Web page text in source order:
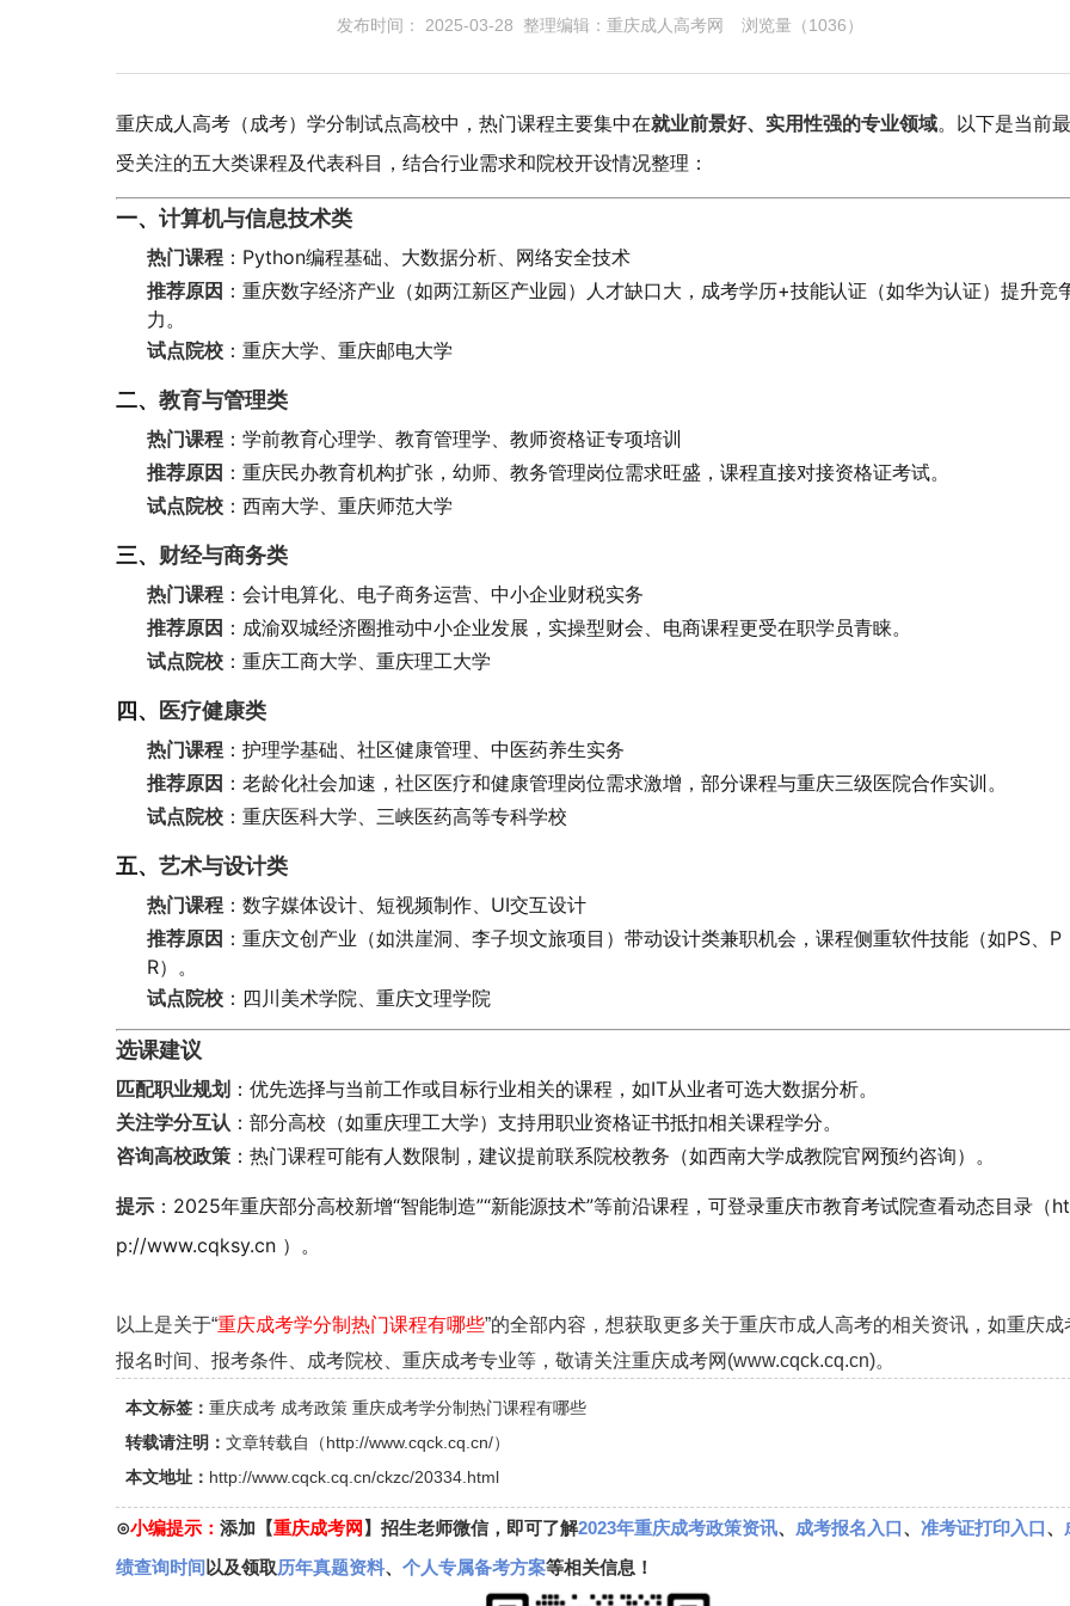
发布时间： 2025-03-28 整理编辑： 重庆成人高考网 浏览量（1036）
重庆成人高考（成考）学分制试点高校中，热门课程主要集中在就业前景好、实用性强的专业领域。以下是当前最
受关注的五大类课程及代表科目，结合行业需求和院校开设情况整理：
一、 计算机与信息技术类
热门课程 ：Python编程基础、大数据分析、网络安全技术
推荐原因 ：重庆数字经济产业（如两江新区产业园）人才缺口大，成考学历+技能认证（如华为认证）提升竞
力。
试点院校 ：重庆大学、重庆邮电大学
二、 教育与管理类
热门课程 ：学前教育心理学、教育管理学、教师资格证专项培训
推荐原因 ：重庆民办教育机构扩张，幼师、教务管理岗位需求旺盛，课程直接对接资格证考试。
试点院校 ：西南大学、重庆师范大学
三、 财经与商务类
热门课程 ：会计电算化、电子商务运营、中小企业财税实务
推荐原因 ：成渝双城经济圈推动中小企业发展，实操型财会、电商课程更受在职学员青睐。
试点院校 ：重庆工商大学、重庆理工大学
四、 医疗健康类
热门课程 ：护理学基础、社区健康管理、中医药养生实务
推荐原因 ：老龄化社会加速，社区医疗和健康管理岗位需求激增，部分课程与重庆三级医院合作实训。
试点院校 ：重庆医科大学、三峡医药高等专科学校
五、 艺术与设计类
热门课程 ：数字媒体设计、短视频制作、UI交互设计
推荐原因 ：重庆文创产业（如洪崖洞、李子坝文旅项目）带动设计类兼职机会，课程侧重软件技能（如PS、P
R）。
试点院校 ：四川美术学院、重庆文理学院
选课建议
匹配职业规划 ：优先选择与当前工作或目标行业相关的课程，如IT从业者可选大数据分析。
关注学分互认 ：部分高校（如重庆理工大学）支持用职业资格证书抵扣相关课程学分。
咨询高校政策 ：热门课程可能有人数限制，建议提前联系院校教务（如西南大学成教院官网预约咨询）。
提示 ：2025年重庆部分高校新增“智能制造”“新能源技术”等前沿课程，可登录重庆市教育考试院查看动态目录（
p://www.cqksy.cn ）。
以上是关于“重庆成考学分制热门课程有哪些”的全部内容，想获取更多关于重庆市成人高考的相关资讯，如重庆成
报名时间、报考条件、成考院校、重庆成考专业等，敬请关注重庆成考网(www.cqck.cq.cn)。
本文标签： 重庆成考 成考政策 重庆成考学分制热门课程有哪些
转载请注明： 文章转载自（http://www.cqck.cq.cn/）
本文地址： http://www.cqck.cq.cn/ckzc/20334.html
⊙小编提示： 添加【重庆成考网 】招生老师微信，即可了解2023年重庆成考政策资讯、 成考报名入口、 准考证打印入口、
绩查询时间 以及领取历年真题资料、 个人专属备考方案等相关信息！